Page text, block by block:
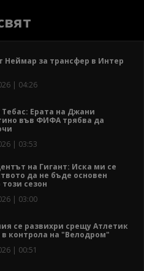
Неймар за трансфер в Интер
| 04:26
Ерата на Джани
във ФИФА трябва да
| 03:53
на Гигант: Иска ми се
да не бъде основен
сезон
| 03:00
се развихри срещу Атлетик
в контрола на "Велодром"
| 00:51